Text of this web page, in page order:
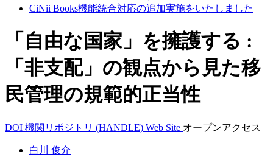
CiNii Books機能統合対応の追加実施をいたしました
「自由な国家」を擁護する :
「非支配」の観点から見た移
民管理の規範的正当性
DOI 機関リポジトリ (HANDLE) Web Site オープンアクセス
白川 俊介